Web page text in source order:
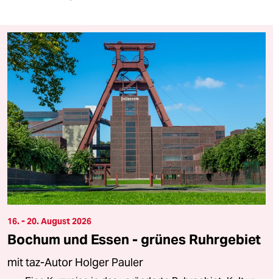
16. - 20. August 2026
Bochum und Essen - grünes Ruhrgebiet
mit taz-Autor Holger Pauler